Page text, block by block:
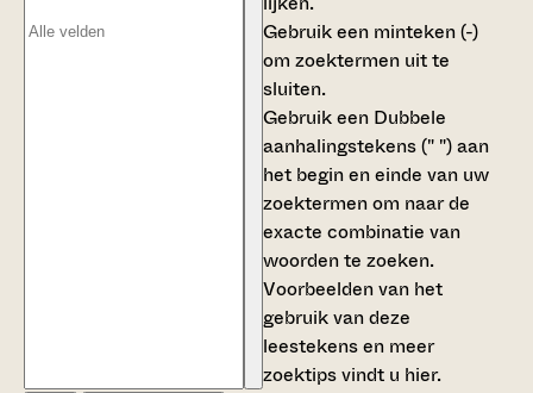
Gebruik een minteken (-)
om zoektermen uit te
sluiten.
Gebruik een Dubbele
aanhalingstekens (" ")aan
het begin en einde van uw
zoektermen om naar de
exacte combinatie van
woorden te zoeken.
Voorbeelden van het
gebruik van deze
leestekens en meer
zoektips vindt u hier.